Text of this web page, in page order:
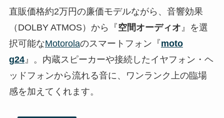
直販価格約2万円の廉価モデルながら、音響効果
（DOLBY ATMOS）から『空間オーディオ 』を選
択可能なMotorolaのスマートフォン『moto
g24』。内蔵スピーカーや接続したイヤフォン・ヘ
ッドフォンから流れる音に、ワンランク上の臨場
感を加えてくれます。